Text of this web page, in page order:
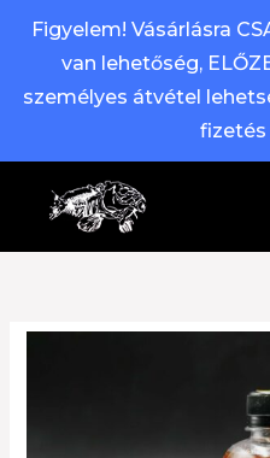
Figyelem! Vásárlásra
van lehetőség,
személyes átvétel
fizetés